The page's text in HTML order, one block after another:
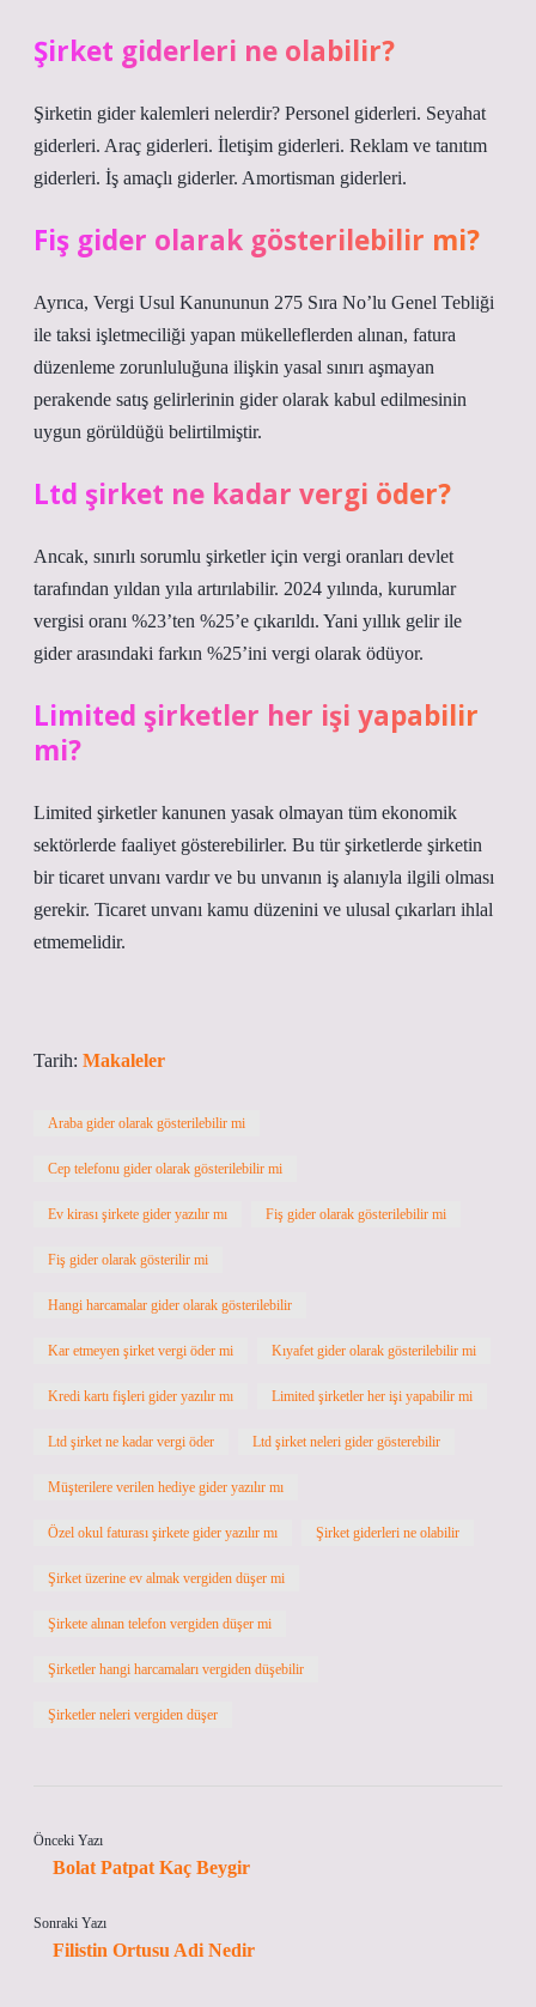
Şirket giderleri ne olabilir?
Şirketin gider kalemleri nelerdir? Personel giderleri. Seyahat
giderleri. Araç giderleri. İletişim giderleri. Reklam ve tanıtım
giderleri. İş amaçlı giderler. Amortisman giderleri.
Fiş gider olarak gösterilebilir mi?
Ayrıca, Vergi Usul Kanununun 275 Sıra No’lu Genel Tebliği
ile taksi işletmeciliği yapan mükelleflerden alınan, fatura
düzenleme zorunluluğuna ilişkin yasal sınırı aşmayan
perakende satış gelirlerinin gider olarak kabul edilmesinin
uygun görüldüğü belirtilmiştir.
Ltd şirket ne kadar vergi öder?
Ancak, sınırlı sorumlu şirketler için vergi oranları devlet
tarafından yıldan yıla artırılabilir. 2024 yılında, kurumlar
vergisi oranı %23’ten %25’e çıkarıldı. Yani yıllık gelir ile
gider arasındaki farkın %25’ini vergi olarak ödüyor.
Limited şirketler her işi yapabilir
mi?
Limited şirketler kanunen yasak olmayan tüm ekonomik
sektörlerde faaliyet gösterebilirler. Bu tür şirketlerde şirketin
bir ticaret unvanı vardır ve bu unvanın iş alanıyla ilgili olması
gerekir. Ticaret unvanı kamu düzenini ve ulusal çıkarları ihlal
etmemelidir.
Tarih: Makaleler
Araba gider olarak gösterilebilir mi
Cep telefonu gider olarak gösterilebilir mi
Ev kirası şirkete gider yazılır mı Fiş gider olarak gösterilebilir mi
Fiş gider olarak gösterilir mi
Hangi harcamalar gider olarak gösterilebilir
Kar etmeyen şirket vergi öder mi Kıyafet gider olarak gösterilebilir mi
Kredi kartı fişleri gider yazılır mı Limited şirketler her işi yapabilir mi
Ltd şirket ne kadar vergi öder Ltd şirket neleri gider gösterebilir
Müşterilere verilen hediye gider yazılır mı
Özel okul faturası şirkete gider yazılır mı Şirket giderleri ne olabilir
Şirket üzerine ev almak vergiden düşer mi
Şirkete alınan telefon vergiden düşer mi
Şirketler hangi harcamaları vergiden düşebilir
Şirketler neleri vergiden düşer
Önceki Yazı
Bolat Patpat Kaç Beygir
Sonraki Yazı
Filistin Ortusu Adi Nedir